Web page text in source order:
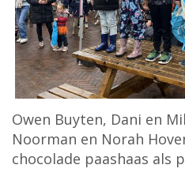
Owen Buyten, Dani en
Noorman en Norah
chocolade paashaas als